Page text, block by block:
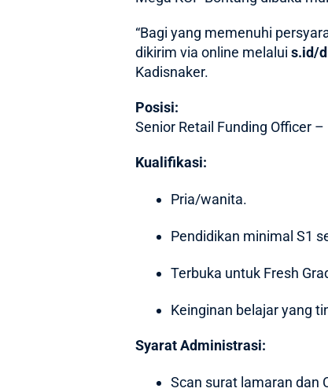
“Bagi yang memenuhi
dikirim via online melalui s.id/
Kadisnaker.
Posisi:
Senior Retail Funding Officer –
Kualifikasi:
Pria/wanita.
Pendidikan minimal S1
Terbuka untuk Fresh
Keinginan belajar yang
Syarat Administrasi:
Scan surat lamaran dan